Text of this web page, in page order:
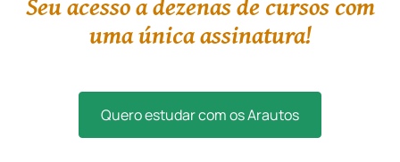
uma única assinatura!
Quero estudar com os Arautos